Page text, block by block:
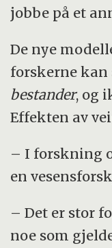
jobbe på et
De nye
forskerne kan
bestander, og
Effekten av
– I forskning
en
– Det er stor
noe som